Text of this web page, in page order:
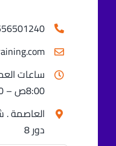
ساعات
8:00ص – 6:00م
العاصمة
دور 8